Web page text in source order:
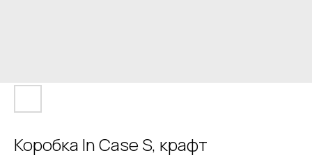
Коробка In Case S, крафт